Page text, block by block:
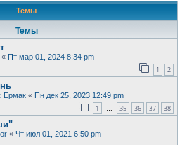
Темы
Темы
« Пт мар 01, 2024 8:34 pm
1 2
Ермак « Пн дек 25, 2023 12:49 pm
1 … 35 36 37 38
« Чт июл 01, 2021 6:50 pm